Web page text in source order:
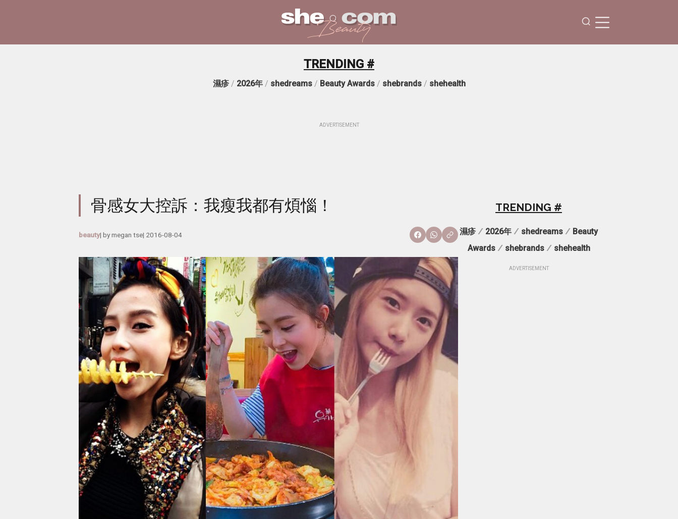
TRENDING #
濕疹/ 2026年/ shedreams/ Beauty Awards/ shebrands/ shehealth
ADVERTISEMENT
骨感女大控訴：我瘦我都有煩惱！
beauty| bymegan tse| 2016-08-04
TRENDING #
濕疹 / 2026年 / shedreams / Beauty
Awards/ shebrands/ shehealth
ADVERTISEMENT